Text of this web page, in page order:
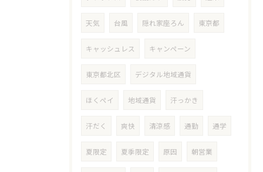
天気 台風 隠れ家座ろん 東京都
キャッシュレス キャンペーン
東京都北区 デジタル地域通貨
ほくペイ 地域通貨 汗っかき
汗だく 爽快 清涼感 通勤 通学
夏限定 夏季限定 原因 朝営業